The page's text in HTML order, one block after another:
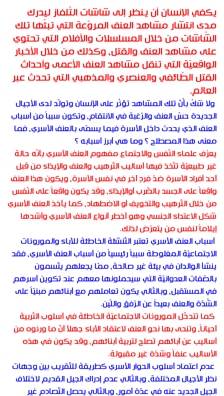
يكفي الإنسان أن ينظر إلى شاشات التّلفاز ليدرك
مدى انتشار مشاهد العنف المروّعة التي تبثّها تلك
الشّاشات من خلال المسلسلات والأفلام التي تحتوي
على مشاهد العنف والقتل، وكذلك من خلال الأخبار
الواقعيّة التي تنقل مشاهد العنف الأعمى وأحداث
القتل الطّائفي والعنصري والمذهبي التي تحدث عبر
العالم.
ولا شكّ بأّنّ تلك المشاهد تؤثّر على الإنسان وتولّد لدى الأجيال
الجديدة حسّ العنف والرّغبة في الانتقام، وتكون سبباً من أسباب
العنف الذي يحدث داخل الأسرة فيما يسمّى بالعنف الأسري، فما
معنى هذا المصطلح ؟ وما هي أبرز أسبابه ؟
يعرّف علماء النّفس والاجتماع مفهوم العنف الأسري بأنّه حالة
غير طبيعيّة تتّخذ فيها أساليب التّرهيب والعنف والإيذاء من قبل
أحد أفراد الأسرة ضدّ فردٍ آخر في نفس الأسرة، ويكون هذا العنف
واقعاً على الجسد بالضّرب أوالإيذاء، وقد يكون واقعاً على النّفس
من خلال التّرهيب والتخويف أو الاضطهاد، كما يأخذ العنف الأسري
شكل الاعتداء الجنسي وهو أخطر أنواع العنف الأسري وأشدها
إيلاماً لنفس من يتعرّض لذلك.
أسباب العنف الأسري تعتبر التّنشئة الخاطئة للآباء والموروثات
الاجتماعيّة المغلوطة سبباً رئيسياً من أسباب العنف الأسري، فقد
ينشأ الوالدان في بيئة غير صالحة، ممّا يجعلهم يتّسمون
بالصّفات العدوانيّة التي سيحملونها معهم عند تكوين أسرهم
في المستقبل، وبالتّالي يكون تعاملهم مع أبنائهم مبنيّاً على
الشّدّة والعنف بعيداً عن الرّفق واللّين.
كما تتدخّل الموروثات الاجتماعيّة الخاطئة في أسلوب التّربية
أحياناً، وتنحى بها نحو العنف لاعتقاد الآباء جهلاً أنّ ما ورثوه من
أساليب عن آبائهم تصلح لتربية أبنائهم، وقد يكون في هذه
الأساليب عنفاً وشدّة غير مقبولة.
عدم اعتماد أسلوب الحوار الأسري كطريقة للتّقريب بين وجهات
نظر الأجيال المختلفة، وبالتّالي عدم إدراك الجيل القديم لاختلاف
الجيل الجديد عنه في عدّة أمور، وبالتّالي يحصل التّصادم غير